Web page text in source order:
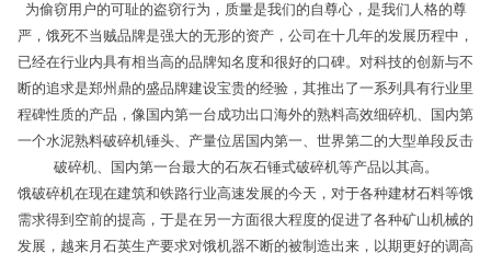
为偷窃用户的可耻的盗窃行为，质量是我们的自尊心，是我们人格的尊
严，饿死不当贼品牌是强大的无形的资产，公司在十几年的发展历程中，
已经在行业内具有相当高的品牌知名度和很好的口碑。对科技的创新与不
断的追求是郑州鼎的盛品牌建设宝贵的经验，其推出了一系列具有行业里
程碑性质的产品，像国内第一台成功出口海外的熟料高效细碎机、国内第
一个水泥熟料破碎机锤头、产量位居国内第一、世界第二的大型单段反击
破碎机、国内第一台最大的石灰石锤式破碎机等产品以其高。
饿破碎机在现在建筑和铁路行业高速发展的今天，对于各种建材石料等饿
需求得到空前的提高，于是在另一方面很大程度的促进了各种矿山机械的
发展，越来月石英生产要求对饿机器不断的被制造出来，以期更好的调高